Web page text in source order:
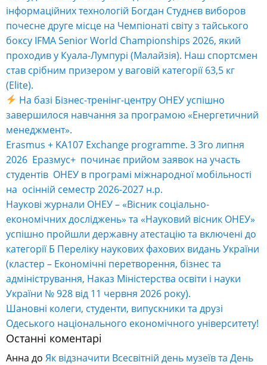
інформаційних технологій Богдан Студнєв виборов
почесне друге місце на Чемпіонаті світу з тайського
боксу IFMA Senior World Championships 2026, який
проходив у Куала-Лумпурі (Малайзія). Наш спортсмен
став срібним призером у ваговій категорії 63,5 кг
(Elite).
На базі Бізнес-тренінг-центру ОНЕУ успішно
завершилося навчання за програмою «Енергетичний
менеджмент».
Erasmus + KA107 Exchange programme. З 3го липня
2026 Еразмус+ починає прийом заявок на участь
студентів ОНЕУ в програмі міжнародної мобільності
на осінній семестр 2026-2027 н.р.
Наукові журнали ОНЕУ – «Вісник соціально-
економічних досліджень» та «Науковий вісник ОНЕУ»
успішно пройшли державну атестацію та включені до
категорії Б Переліку наукових фахових видань України
(кластер – Економічні перетворення, бізнес та
адміністрування, Наказ Міністерства освіти і науки
України № 928 від 11 червня 2026 року).
Шановні колеги, студенти, випускники та друзі
Одеського національного економічного університету!
Останні коментарі
Анна до Як відзначити Всесвітній день музеїв та День